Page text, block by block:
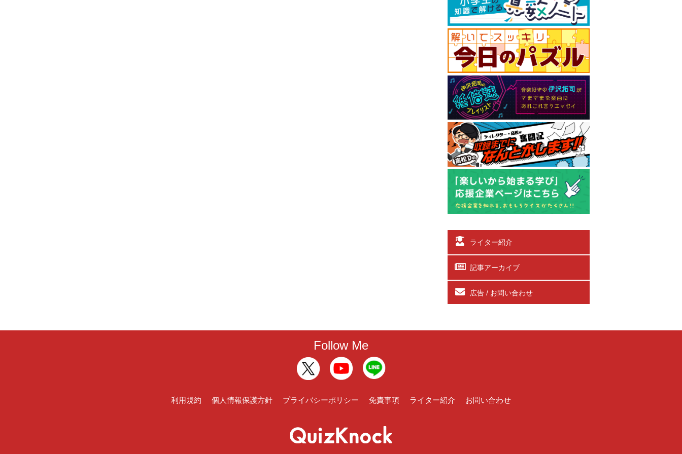
ライター紹介
記事アーカイブ
広告 / お問い合わせ
Follow Me
利用規約 個人情報保護方針 プライバシーポリシー 免責事項 ライター紹介 お問い合わせ